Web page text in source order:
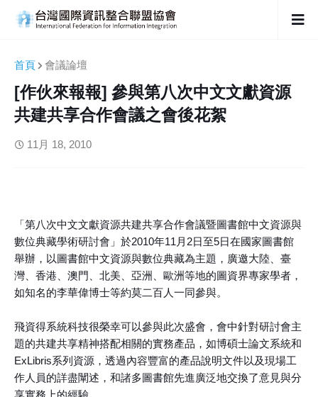
首頁 會議論壇
[作伙來報報] 參與第八次中文文獻資源
共建共享合作會議之會後花絮
11月 18, 2010
「第八次中文文獻資源共建共享合作會議暨圖書館中文資源與
數位典藏學術研討會」於2010年11月2日至5日在國家圖書館
舉辦，以圖書館中文資源與數位典藏為主題，廣邀大陸、臺
灣、香港、澳門、北美、亞洲、歐洲等地的圖資界專家學者，
如知名的李華偉博士等約莫二百人一同參與。
飛資得系統科技很榮幸可以參與此次盛會，會中針對研討會主
題的共建共享精神搭配相關的實務產品，如博碩士論文系統和
ExLibris系列資源，透過內容豐富的產品說明文件以及現場工
作人員的詳盡闡述，和諸多圖書館先進廣泛地交換了意見與分
享實務上的經驗。